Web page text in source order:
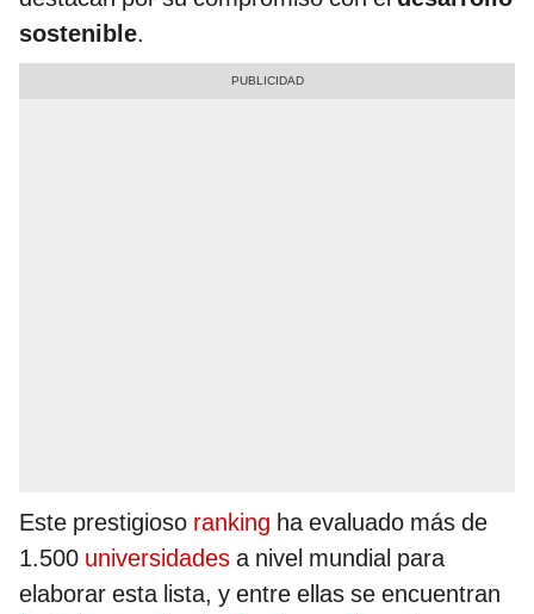
sostenible.
Este prestigioso ranking ha evaluado más de
1.500 universidades a nivel mundial para
elaborar esta lista, y entre ellas se encuentran